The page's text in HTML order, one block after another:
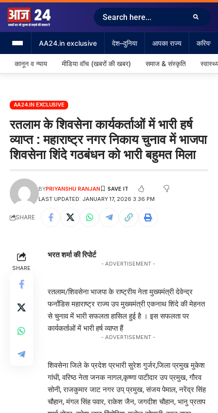
AA24.in exclusive देश–दुनिया आपका राज्य करियर
कानून व न्याय मीडिया वॉच (खबरों की खबर) समाज & संस्कृति
AA24.IN EXCLUSIVE
रतलाम के शिवसेना कार्यकर्ताओं में भारी हर्ष
व्याप्त : महाराष्ट्र नगर निकाय चुनाव में भाजपा
शिवसेना शिंदे गठबंधन को भारी बहुमत मिला
LAST UPDATED: JANUARY 17, 2026 3:36 PM
BYPRIYANSHU RANJAN
SHARE
SHARE
भरत शर्मा की रिपोर्ट
- ADVERTISEMENT -
रतलाम/शिवसेना भाजपा के राष्ट्रीय नेता मुख्यमंत्री देवेन्द्र
फर्नांडिस महाराष्ट्र राज्य उप मुख्यमंत्री एकनाथ शिंदे की मेहनत
से चुनाव में भारी सफलता हासिल हुई है । इस सफलता पर
कार्यकर्ताओं में भारी हर्ष व्याप्त हैं
- ADVERTISEMENT -
शिवसेना जिले के प्रदेश प्रभारी सुरेश गुर्जर,जिला प्रमुख मुकेश
गांधी, वरिष्ठ नेता जनक नागल,कृष्णा पाटीदार उप प्रमुख, गौरव
सोनी, राजकुमार जाट नगर उप् प्रमुख, संजय पेमाल, नरेंद्र सिंह
चौहान, मंगल सिंह पवार, राकेश जैन, जगदीश चौहान, भानु प्रताप